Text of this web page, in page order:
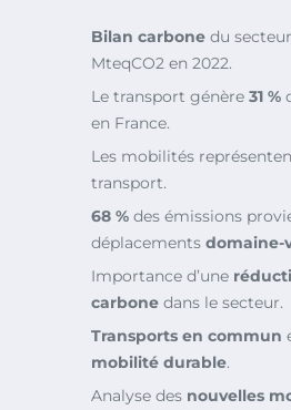
Bilan carbone du secteur
MteqCO2 en 2022.
Le transport génère 31 %
en France.
Les mobilités
transport.
68 % des émissions
déplacements domaine-
Importance d’une
carbone dans le secteur.
Transports en commun
mobilité durable.
Analyse des nouvelles